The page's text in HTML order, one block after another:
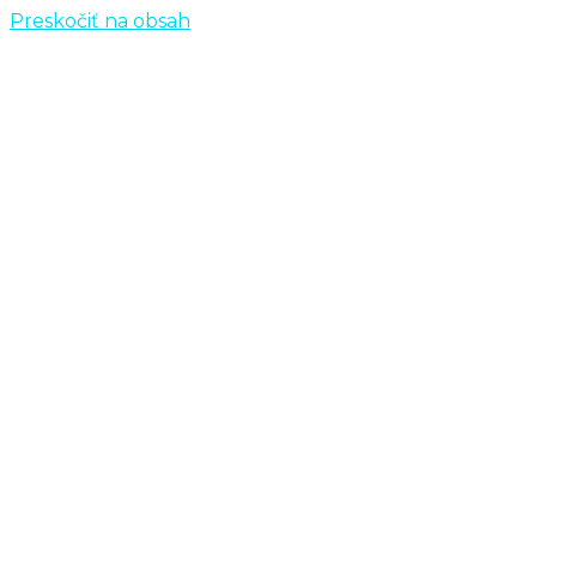
Preskočiť na obsah